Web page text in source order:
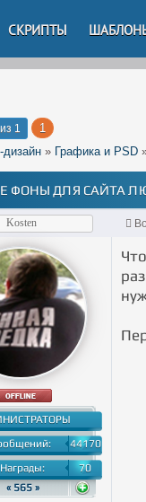
СКРИПТЫ
из 1
1
дизайн » Графика и PSD
ФОНЫ ДЛЯ САЙТА
Kosten
44170
Награды:
70
« 565 »